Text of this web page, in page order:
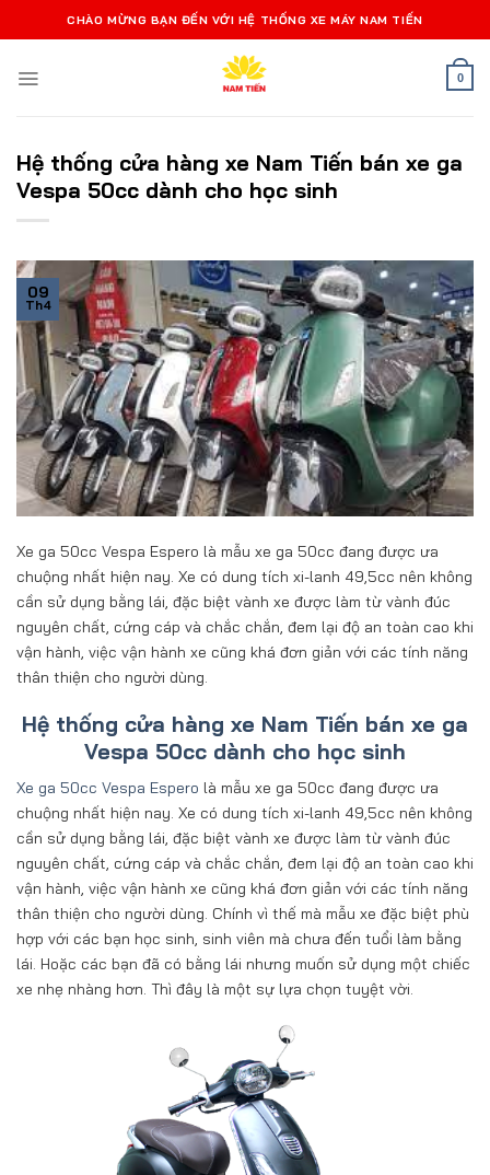
qua
dung
CHÀO MỪNG BẠN ĐẾN VỚI HỆ THỐNG XE MÁY NAM TIẾN
0
Hệ thống cửa hàng xe Nam Tiến bán xe ga
Vespa 50cc dành cho học sinh
09
Th4
Xe ga 50cc Vespa Espero là mẫu xe ga 50cc đang được ưa
chuộng nhất hiện nay. Xe có dung tích xi-lanh 49,5cc nên không
cần sử dụng bằng lái, đặc biệt vành xe được làm từ vành đúc
nguyên chất, cứng cáp và chắc chắn, đem lại độ an toàn cao khi
vận hành, việc vận hành xe cũng khá đơn giản với các tính năng
thân thiện cho người dùng.
Hệ thống cửa hàng xe Nam Tiến bán xe ga
Vespa 50cc dành cho học sinh
Xe ga 50cc Vespa Espero là mẫu xe ga 50cc đang được ưa
chuộng nhất hiện nay. Xe có dung tích xi-lanh 49,5cc nên không
cần sử dụng bằng lái, đặc biệt vành xe được làm từ vành đúc
nguyên chất, cứng cáp và chắc chắn, đem lại độ an toàn cao khi
vận hành, việc vận hành xe cũng khá đơn giản với các tính năng
thân thiện cho người dùng. Chính vì thế mà mẫu xe đặc biệt phù
hợp với các bạn học sinh, sinh viên mà chưa đến tuổi làm bằng
lái. Hoặc các bạn đã có bằng lái nhưng muốn sử dụng một chiếc
xe nhẹ nhàng hơn. Thì đây là một sự lựa chọn tuyệt vời.